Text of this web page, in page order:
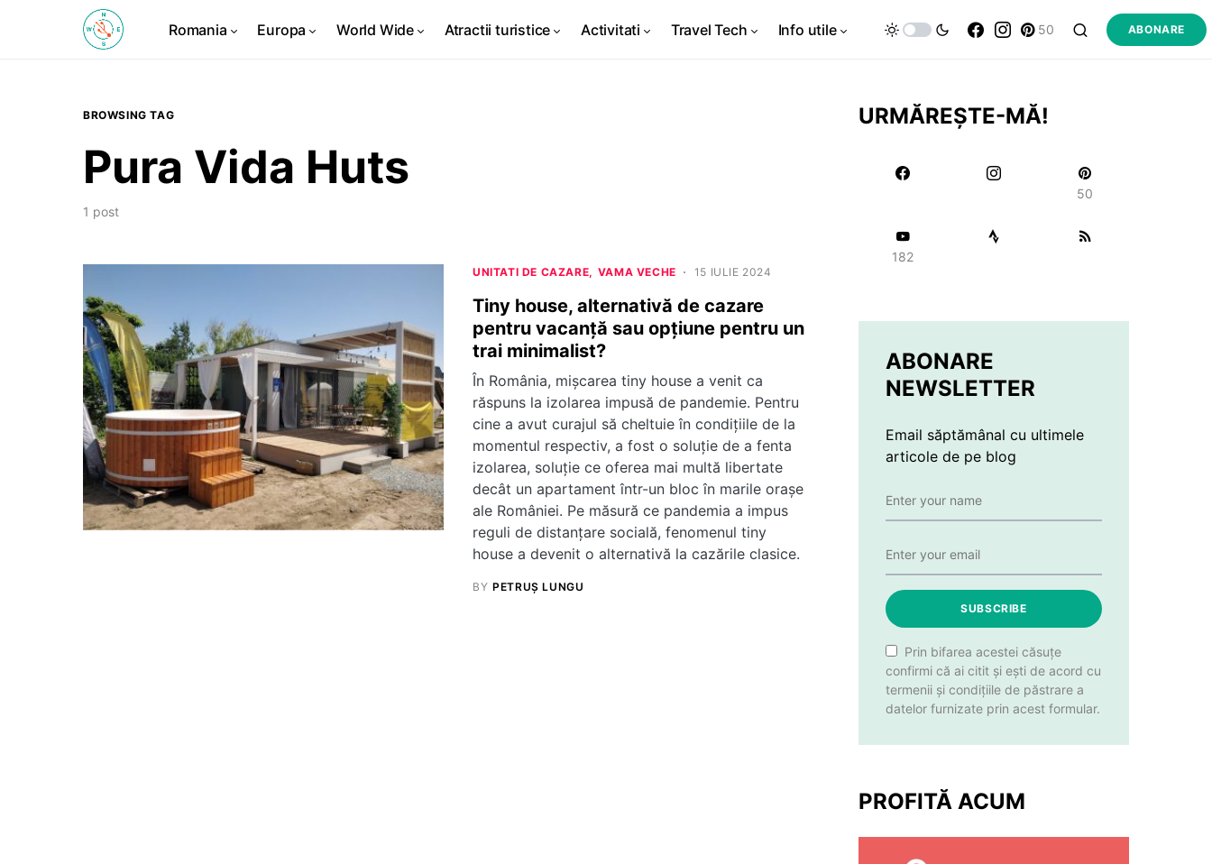
Romania Europa World Wide Atractii turistice Activitati Travel Tech Info utile 50 ABONARE
BROWSING TAG
Pura Vida Huts
1 post
UNITATI DE CAZARE VAMA VECHE 15 IULIE 2024
Tiny house, alternativă de cazare
pentru vacanță sau opțiune pentru un
trai minimalist?
În România, mișcarea tiny house a venit ca
răspuns la izolarea impusă de pandemie. Pentru
cine a avut curajul să cheltuie în condițiile de la
momentul respectiv, a fost o soluție de a fenta
izolarea, soluție ce oferea mai multă libertate
decât un apartament într-un bloc în marile orașe
ale României. Pe măsură ce pandemia a impus
reguli de distanțare socială, fenomenul tiny
house a devenit o alternativă la cazările clasice.
BY PETRUȘ LUNGU
URMĂREȘTE-MĂ!
50
182
ABONARE
NEWSLETTER
Email săptămânal cu ultimele
articole de pe blog
SUBSCRIBE
Prin bifarea acestei căsuțe
confirmi că ai citit și ești de acord cu
termenii și condițiile de păstrare a
datelor furnizate prin acest formular.
PROFITĂ ACUM